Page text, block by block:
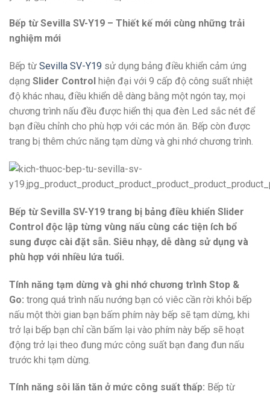
Bếp từ Sevilla SV-Y19 – Thiết kế mới cùng những trải
nghiệm mới
Bếp từ Sevilla SV-Y19 sử dụng bảng điều khiển cảm ứng
dạng Slider Control hiện đại với 9 cấp độ công suất nhiệt
độ khác nhau, điều khiển dễ dàng bằng một ngón tay, mọi
chương trình nấu đều được hiển thị qua đèn Led sắc nét để
bạn điều chỉnh cho phù hợp với các món ăn. Bếp còn được
trang bị thêm chức năng tạm dừng và ghi nhớ chương trình.
Bếp từ Sevilla SV-Y19 trang bị bảng điều khiển Slider
Control độc lập từng vùng nấu cùng các tiện ích bổ
sung được cài đặt sẵn. Siêu nhạy, dễ dàng sử dụng và
phù hợp với nhiều lứa tuổi.
Tính năng tạm dừng và ghi nhớ chương trình Stop &
Go: trong quá trình nấu nướng bạn có viêc cần rời khỏi bếp
nấu một thời gian bạn bấm phím này bếp sẽ tạm dừng, khi
trở lại bếp bạn chỉ cần bấm lại vào phím này bếp sẽ hoạt
động trở lại theo đung mức công suất bạn đang đun nấu
trước khi tạm dừng.
Tính năng sôi lăn tăn ở mức công suất thấp: Bếp từ